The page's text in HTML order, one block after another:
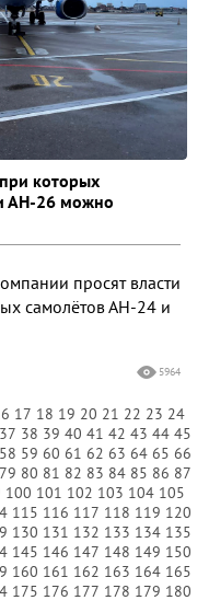
которых
АН-26 можно
просят власти
самолётов АН-24 и
5964
17 18 19 20 21 22 23 24
37 38 39 40 41 42 43 44 45
58 59 60 61 62 63 64 65 66
79 80 81 82 83 84 85 86 87
100 101 102 103 104 105
115 116 117 118 119 120
130 131 132 133 134 135
145 146 147 148 149 150
160 161 162 163 164 165
175 176 177 178 179 180